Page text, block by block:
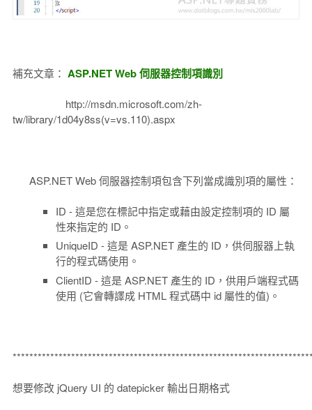
補充文章： ASP.NET Web 伺服器控制項識別
http://msdn.microsoft.com/zh-
tw/library/1d04y8ss(v=vs.110).aspx
ASP.NET Web 伺服器控制項包含下列當成識別項的屬性：
ID - 這是您在標記中指定或藉由設定控制項的 ID 屬
性來指定的 ID。
UniqueID - 這是 ASP.NET 產生的 ID，供伺服器上執
行的程式碼使用。
ClientID - 這是 ASP.NET 產生的 ID，供用戶端程式碼
使用 (它會轉譯成 HTML 程式碼中 id 屬性的值)。
想要修改 jQuery UI 的 datepicker 輸出日期格式